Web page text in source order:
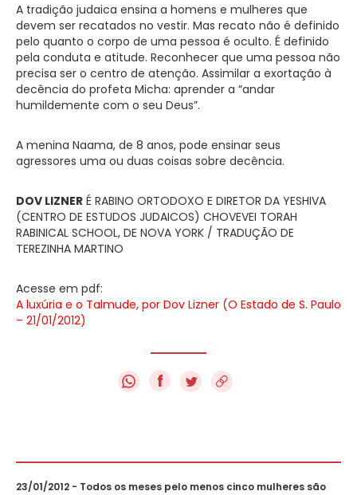
A tradição judaica ensina a homens e mulheres que
devem ser recatados no vestir. Mas recato não é definido
pelo quanto o corpo de uma pessoa é oculto. É definido
pela conduta e atitude. Reconhecer que uma pessoa não
precisa ser o centro de atenção. Assimilar a exortação à
decência do profeta Micha: aprender a “andar
humildemente com o seu Deus”.
A menina Naama, de 8 anos, pode ensinar seus
agressores uma ou duas coisas sobre decência.
DOV LIZNER É RABINO ORTODOXO E DIRETOR DA YESHIVA
(CENTRO DE ESTUDOS JUDAICOS) CHOVEVEI TORAH
RABINICAL SCHOOL, DE NOVA YORK / TRADUÇÃO DE
TEREZINHA MARTINO
Acesse em pdf:
A luxúria e o Talmude, por Dov Lizner (O Estado de S. Paulo
– 21/01/2012)
f
23/01/2012 - Todos os meses pelo menos cinco mulheres são